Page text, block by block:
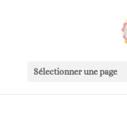
Sélectionner une page